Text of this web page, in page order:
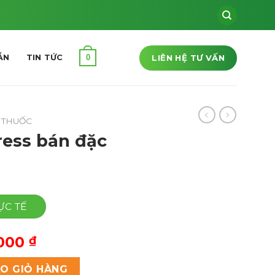
TIN TỨC 0 LIÊN HỆ TƯ VẤN
bán đặc
TẾ
₫Giá
hiện
tại
sản số lượng
GIỎ HÀNG